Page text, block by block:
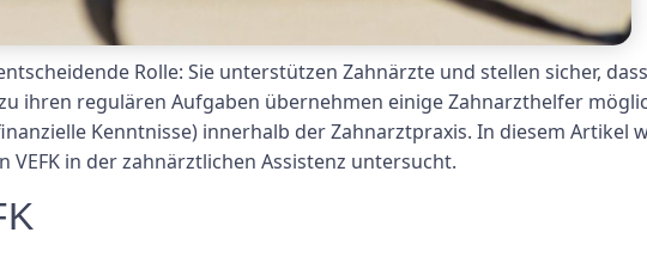
Rolle: Sie unterstützen Zahnärzte und stellen sicher,
ihren regulären Aufgaben übernehmen einige Zahnarzthelfer
Kenntnisse) innerhalb der Zahnarztpraxis. In diesem Artikel
in der zahnärztlichen Assistenz untersucht.